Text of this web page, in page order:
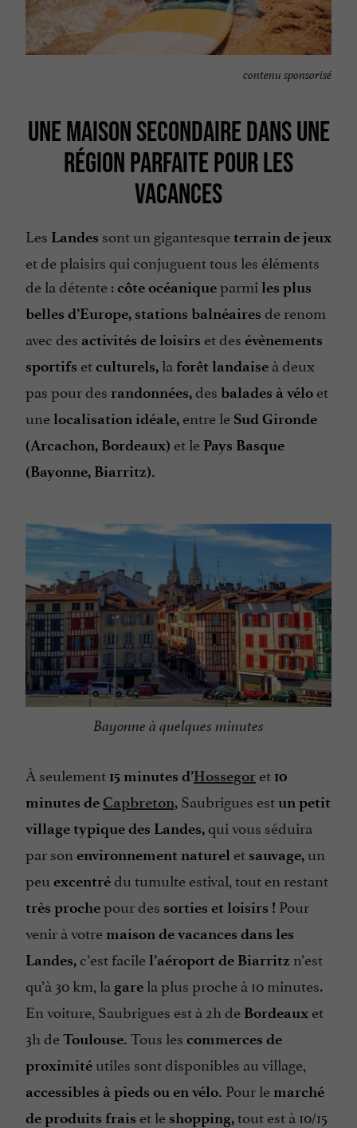
contenu sponsorisé
UNE MAISON SECONDAIRE DANS UNE
RÉGION PARFAITE POUR LES
VACANCES
Les Landes sont un gigantesqueterrain de jeux
et deplaisirsqui conjuguent tous les éléments
de la détente :côte océaniqueparmi les plus
belles d’Europe, stations balnéaires de renom
avec des activités de loisirs et des évènements
sportifs etculturels, la forêt landaise à deux
pas pour des randonnées,des balades à vélo et
unelocalisation idéale, entre le Sud Gironde
(Arcachon, Bordeaux) et le Pays Basque
(Bayonne, Biarritz).
Bayonne à quelques minutes
À seulement 15 minutes d’Hossegor et 10
minutes de Capbreton, Saubrigues estun petit
village typique des Landes,qui vous séduira
par son environnement naturel et sauvage, un
peu excentrédu tumulte estival, tout en restant
très prochepour des sorties et loisirs ! Pour
venir à votre maison de vacances dans les
Landes, c’est facilel’aéroport de Biarritz n’est
qu’à 30 km, la gare la plus proche à 10 minutes.
En voiture, Saubrigues est à 2h de Bordeaux et
3h deToulouse. Tous les commerces de
proximité utiles sont disponibles au village,
accessibles à pieds ou en vélo. Pour le marché
de produits frais et le shopping,tout est à 10/15